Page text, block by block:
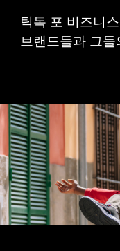
틱톡 포 비즈니
브랜드들과 그